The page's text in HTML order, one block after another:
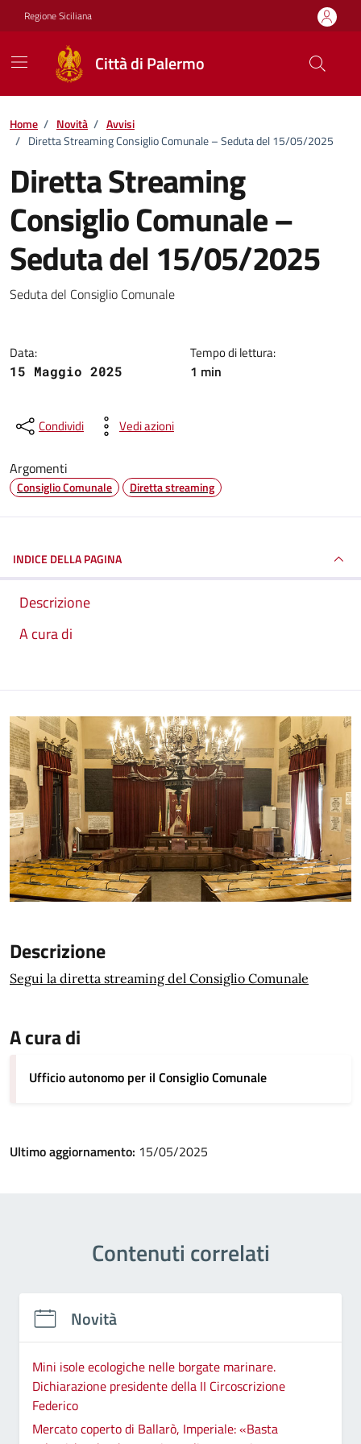
Vai ai contenuti
Vai al footer
Regione Siciliana
Città di Palermo
Home / Novità / Avvisi
/ Diretta Streaming Consiglio Comunale – Seduta del 15/05/2025
Diretta Streaming
Consiglio Comunale –
Seduta del 15/05/2025
Dettagli della notizia
Seduta del Consiglio Comunale
Data:
15 Maggio 2025
Tempo di lettura:
1 min
Condividi Vedi azioni
Argomenti
Consiglio Comunale Diretta streaming
INDICE DELLA PAGINA
Descrizione
A cura di
Descrizione
Segui la diretta streaming del Consiglio Comunale
A cura di
Ufficio autonomo per il Consiglio Comunale
Ultimo aggiornamento: 15/05/2025
Contenuti correlati
Novità
Mini isole ecologiche nelle borgate marinare.
Dichiarazione presidente della II Circoscrizione
Federico
Mercato coperto di Ballarò, Imperiale: «Basta